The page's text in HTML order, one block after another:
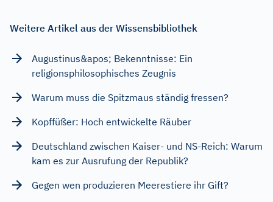
Weitere Artikel aus der Wissensbibliothek
Augustinus&apos; Bekenntnisse: Ein
religionsphilosophisches Zeugnis
Warum muss die Spitzmaus ständig fressen?
Kopffüßer: Hoch entwickelte Räuber
Deutschland zwischen Kaiser- und NS-Reich: Warum
kam es zur Ausrufung der Republik?
Gegen wen produzieren Meerestiere ihr Gift?